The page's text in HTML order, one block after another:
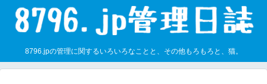
8796.jpの管理に関するいろいろなことと、その他もろもろと、猫。